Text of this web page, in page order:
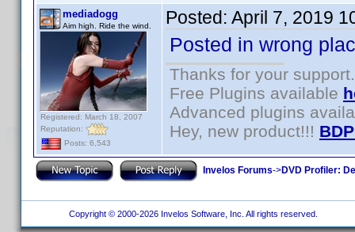
mediadogg
Aim high. Ride the wind.
Registered: March 18, 2007
Reputation:
Posts: 6,543
Posted: April 7, 2019
Posted in wrong
Thanks for your support.
Free Plugins available
Advanced plugins
Hey, new product!!!
Invelos Forums->DVD Profiler:
Copyright © 2000-2026 Invelos Software, Inc. All rights reserved.